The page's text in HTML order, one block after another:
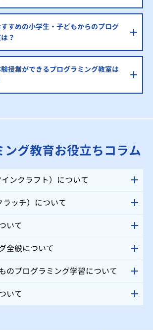
すめの小学生・子どもからのプログ
？
授業ができるプログラミング教室は
ング教育お役立ちコラム
ンクラフト）について
ッチ）について
いて
全般について
のプログラミング学習について
いて